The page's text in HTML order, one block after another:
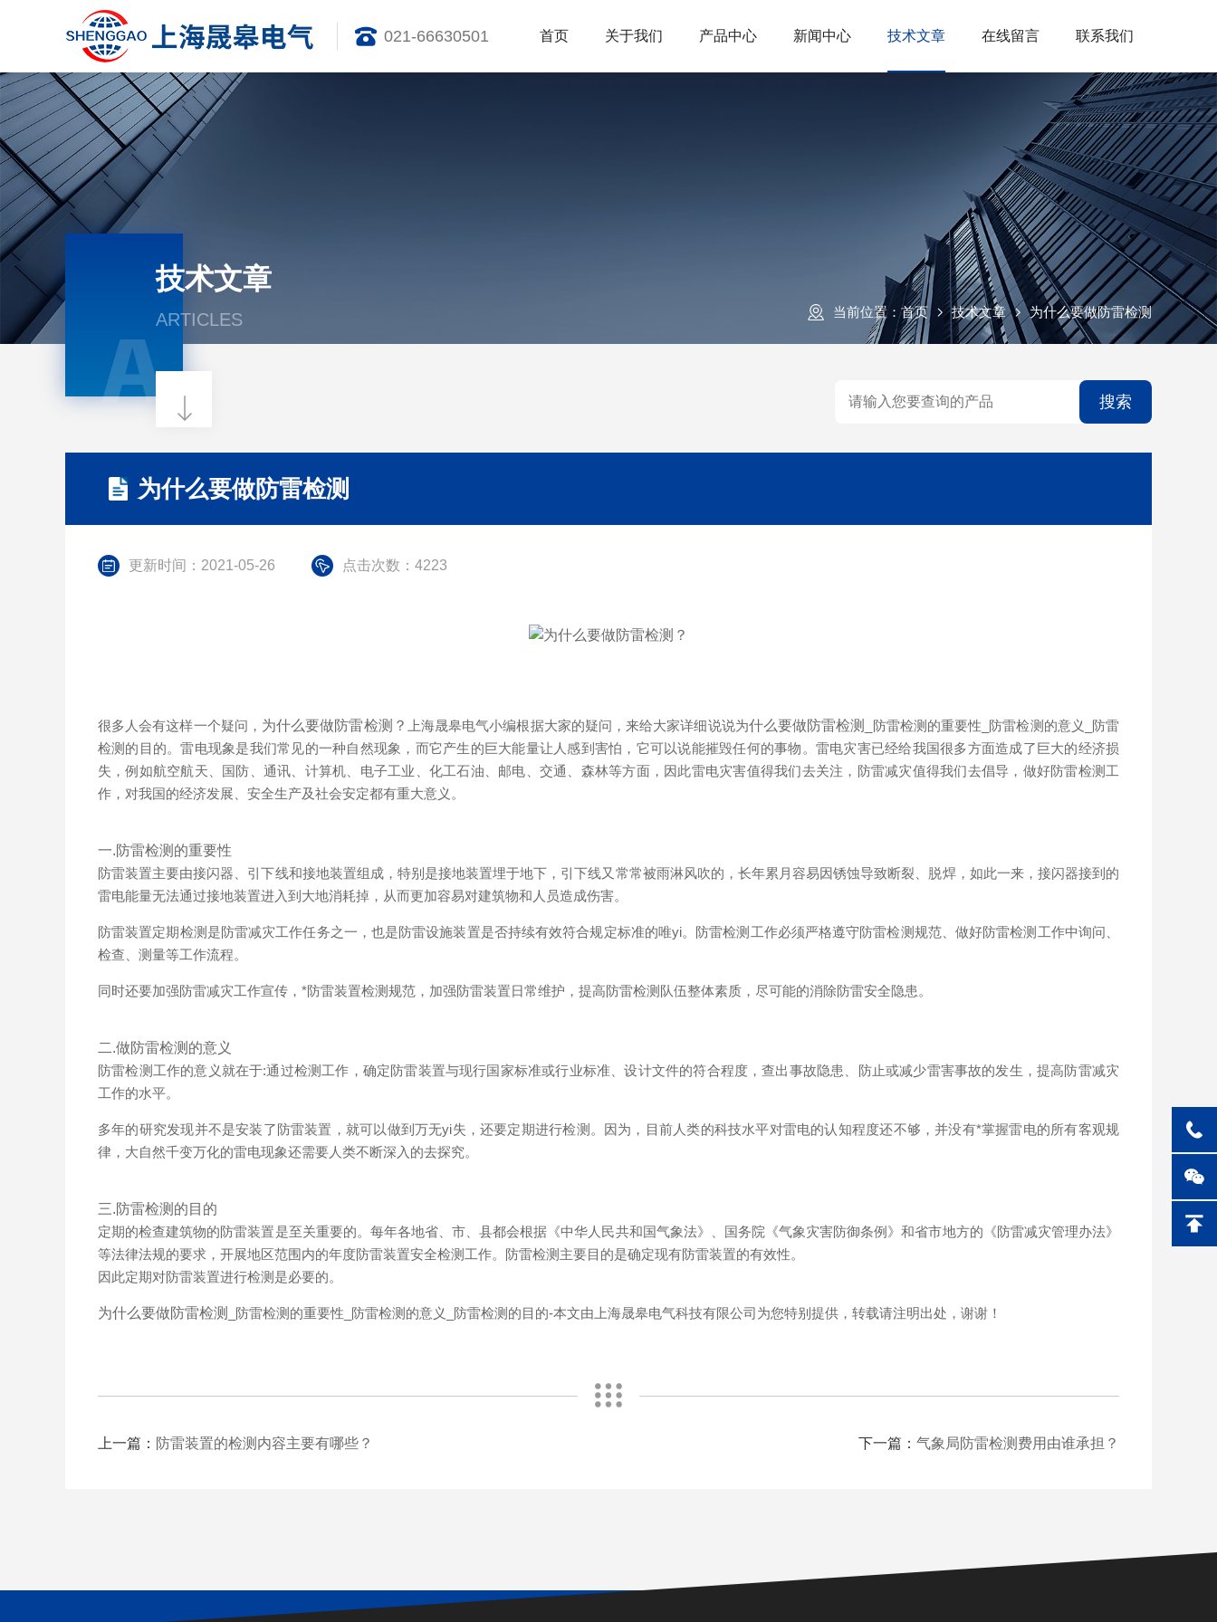
021-66630501 首页 关于我们 产品中心 新闻中心 技术文章 在线留言 联系我们
当前位置：首页 技术文章 为什么要做防雷检测
A
技术文章
ARTICLES
搜索
为什么要做防雷检测
更新时间：2021-05-26 点击次数：4223
很多人会有这样一个疑问， 为什么要做防雷检测？ 上海晟皋电气小编根据大家的疑问，来给大家详细说说为什么要做防雷检测
_防雷检测的重要性_防雷检测的意义_防雷
检测的目的。雷电现象是我们常见的一种自然现象，而它产生的巨大能量让人感到害怕，它可以说能摧毁任何的事物。雷电灾害已经给我国很多方面造成了巨大的经济损
失，例如航空航天、国防、通讯、计算机、电子工业、化工石油、邮电、交通、森林等方面，因此雷电灾害值得我们去关注，防雷减灾值得我们去倡导，做好防雷检测工
作，对我国的经济发展、安全生产及社会安定都有重大意义。
一.防雷检测的重要性
防雷装置主要由接闪器、引下线和接地装置组成，特别是接地装置埋于地下，引下线又常常被雨淋风吹的，长年累月容易因锈蚀导致断裂、脱焊，如此一来，接闪器接到的
雷电能量无法通过接地装置进入到大地消耗掉，从而更加容易对建筑物和人员造成伤害。
防雷装置定期检测是防雷减灾工作任务之一，也是防雷设施装置是否持续有效符合规定标准的唯yi。防雷检测工作必须严格遵守防雷检测规范、做好防雷检测工作中询问、
检查、测量等工作流程。
同时还要加强防雷减灾工作宣传，*防雷装置检测规范，加强防雷装置日常维护，提高防雷检测队伍整体素质，尽可能的消除防雷安全隐患。
二.做防雷检测的意义
防雷检测工作的意义就在于:通过检测工作，确定防雷装置与现行国家标准或行业标准、设计文件的符合程度，查出事故隐患、防止或减少雷害事故的发生，提高防雷减灾
工作的水平。
多年的研究发现并不是安装了防雷装置，就可以做到万无yi失，还要定期进行检测。因为，目前人类的科技水平对雷电的认知程度还不够，并没有*掌握雷电的所有客观规
律，大自然千变万化的雷电现象还需要人类不断深入的去探究。
三.防雷检测的目的
定期的检查建筑物的防雷装置是至关重要的。每年各地省、市、县都会根据《中华人民共和国气象法》、国务院《气象灾害防御条例》和省市地方的《防雷减灾管理办法》
等法律法规的要求，开展地区范围内的年度防雷装置安全检测工作。防雷检测主要目的是确定现有防雷装置的有效性。
因此定期对防雷装置进行检测是必要的。
为什么要做防雷检测 _防雷检测的重要性_防雷检测的意义_防雷检测的目的-本文由上海晟皋电气科技有限公司为您特别提供，转载请注明出处，谢谢！
上一篇： 防雷装置的检测内容主要有哪些？ 下一篇： 气象局防雷检测费用由谁承担？